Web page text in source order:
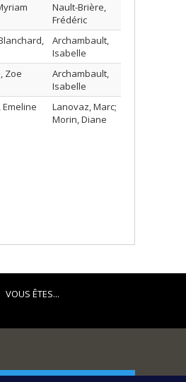
Nault-Brière,
Frédéric
Archambault,
Isabelle
Zoe
Archambault,
Isabelle
Emeline
Lanovaz, Marc;
Morin, Diane
VOUS ÊTES...